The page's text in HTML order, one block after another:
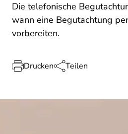
Die telefonische
wann eine Begutachtung
vorbereiten.
Drucken Teilen